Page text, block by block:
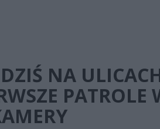
NA
PATROLE